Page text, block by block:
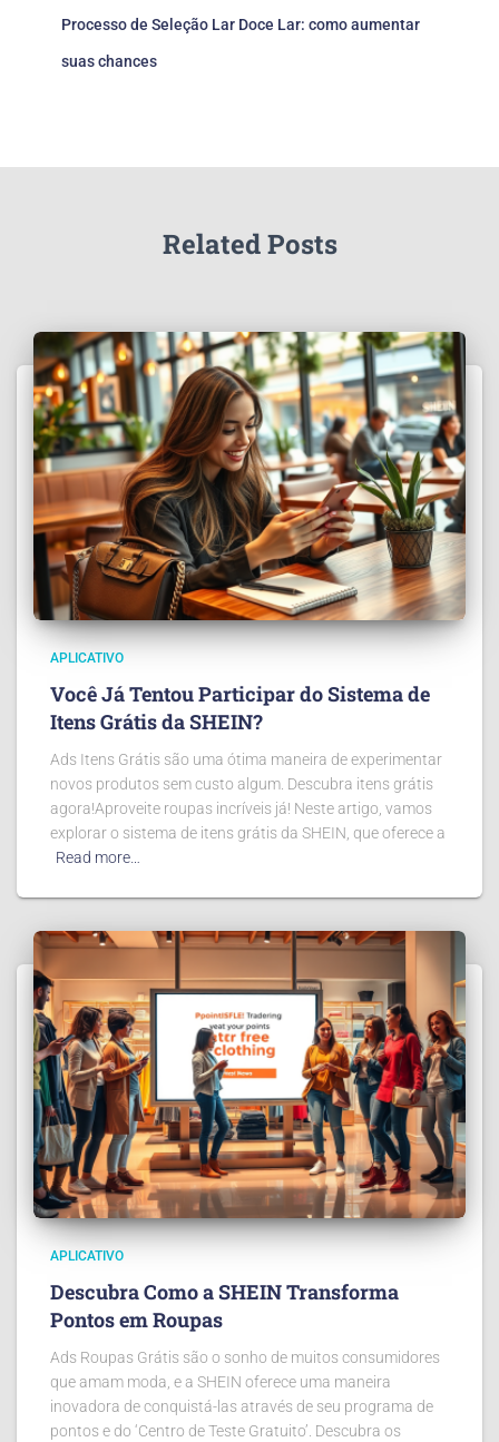
Processo de Seleção Lar Doce Lar: como aumentar
suas chances
Related Posts
APLICATIVO
Você Já Tentou Participar do Sistema de
Itens Grátis da SHEIN?
Ads Itens Grátis são uma ótima maneira de experimentar
novos produtos sem custo algum. Descubra itens grátis
agora!Aproveite roupas incríveis já! Neste artigo, vamos
explorar o sistema de itens grátis da SHEIN, que oferece a
Read more…
APLICATIVO
Descubra Como a SHEIN Transforma
Pontos em Roupas
Ads Roupas Grátis são o sonho de muitos consumidores
que amam moda, e a SHEIN oferece uma maneira
inovadora de conquistá-las através de seu programa de
pontos e do ‘Centro de Teste Gratuito’. Descubra os